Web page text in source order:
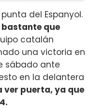
del Espanyol.
que
catalán
una victoria en
sábado ante
en la delantera
ver puerta, ya que